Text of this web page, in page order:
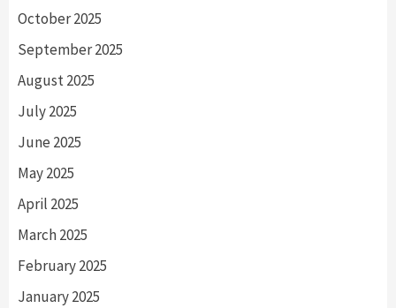
October 2025
September 2025
August 2025
July 2025
June 2025
May 2025
April 2025
March 2025
February 2025
January 2025